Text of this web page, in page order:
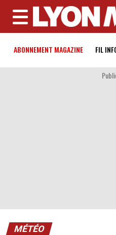
MENU
ABONNEMENT MAGAZINE FIL
MÉTÉO